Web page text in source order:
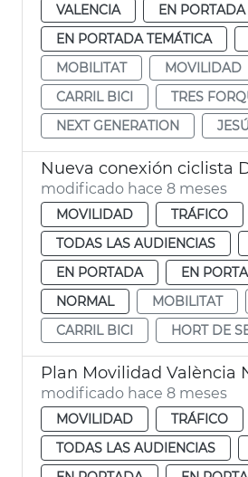
VALENCIA
EN PORTADA
EN PORTADA TEMÁTICA
MOBILITAT
MOVILIDAD
CARRIL BICI
TRES
NEXT GENERATION
modificado hace 8 meses
MOVILIDAD
TRÁFICO
TODAS LAS AUDIENCIAS
EN PORTADA
EN
NORMAL
MOBILITAT
CARRIL BICI
HORT DE
Plan Movilidad València
modificado hace 8 meses
MOVILIDAD
TRÁFICO
TODAS LAS AUDIENCIAS